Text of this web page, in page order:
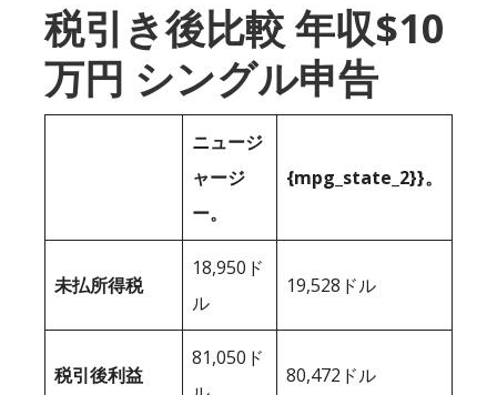
税引き後比較 年収$10
万円 シングル申告
ニュージ
ャージ
ー。
{mpg_state_2}}。
未払所得税
18,950ド
ル
19,528ドル
税引後利益
81,050ド
80,472ドル